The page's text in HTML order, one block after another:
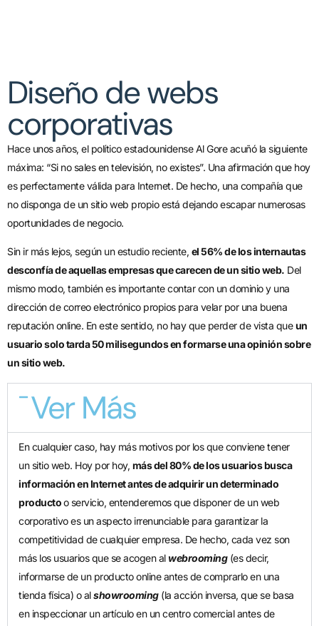
Diseño de webs
corporativas
Hace unos años, el político estadounidense Al Gore acuñó la siguiente
máxima: “Si no sales en televisión, no existes”. Una afirmación que hoy
es perfectamente válida para Internet. De hecho, una compañía que
no disponga de un sitio web propio está dejando escapar numerosas
oportunidades de negocio.
Sin ir más lejos, según un estudio reciente, el 56% de los internautas
desconfía de aquellas empresas que carecen de un sitio web. Del
mismo modo, también es importante contar con un dominio y una
dirección de correo electrónico propios para velar por una buena
reputación online. En este sentido, no hay que perder de vista queun
usuario solo tarda 50 milisegundos en formarse una opinión sobre
un sitio web.
Ver Más
En cualquier caso, hay más motivos por los que conviene tener
un sitio web. Hoy por hoy, más del 80% de los usuarios busca
información en Internet antes de adquirir un determinado
productoo servicio, entenderemos que disponer de un web
corporativo es un aspecto irrenunciable para garantizar la
competitividad de cualquier empresa. De hecho, cada vez son
más los usuarios que se acogen al webrooming (es decir,
informarse de un producto online antes de comprarlo en una
tienda física) o alshowrooming (la acción inversa, que se basa
en inspeccionar un artículo en un centro comercial antes de